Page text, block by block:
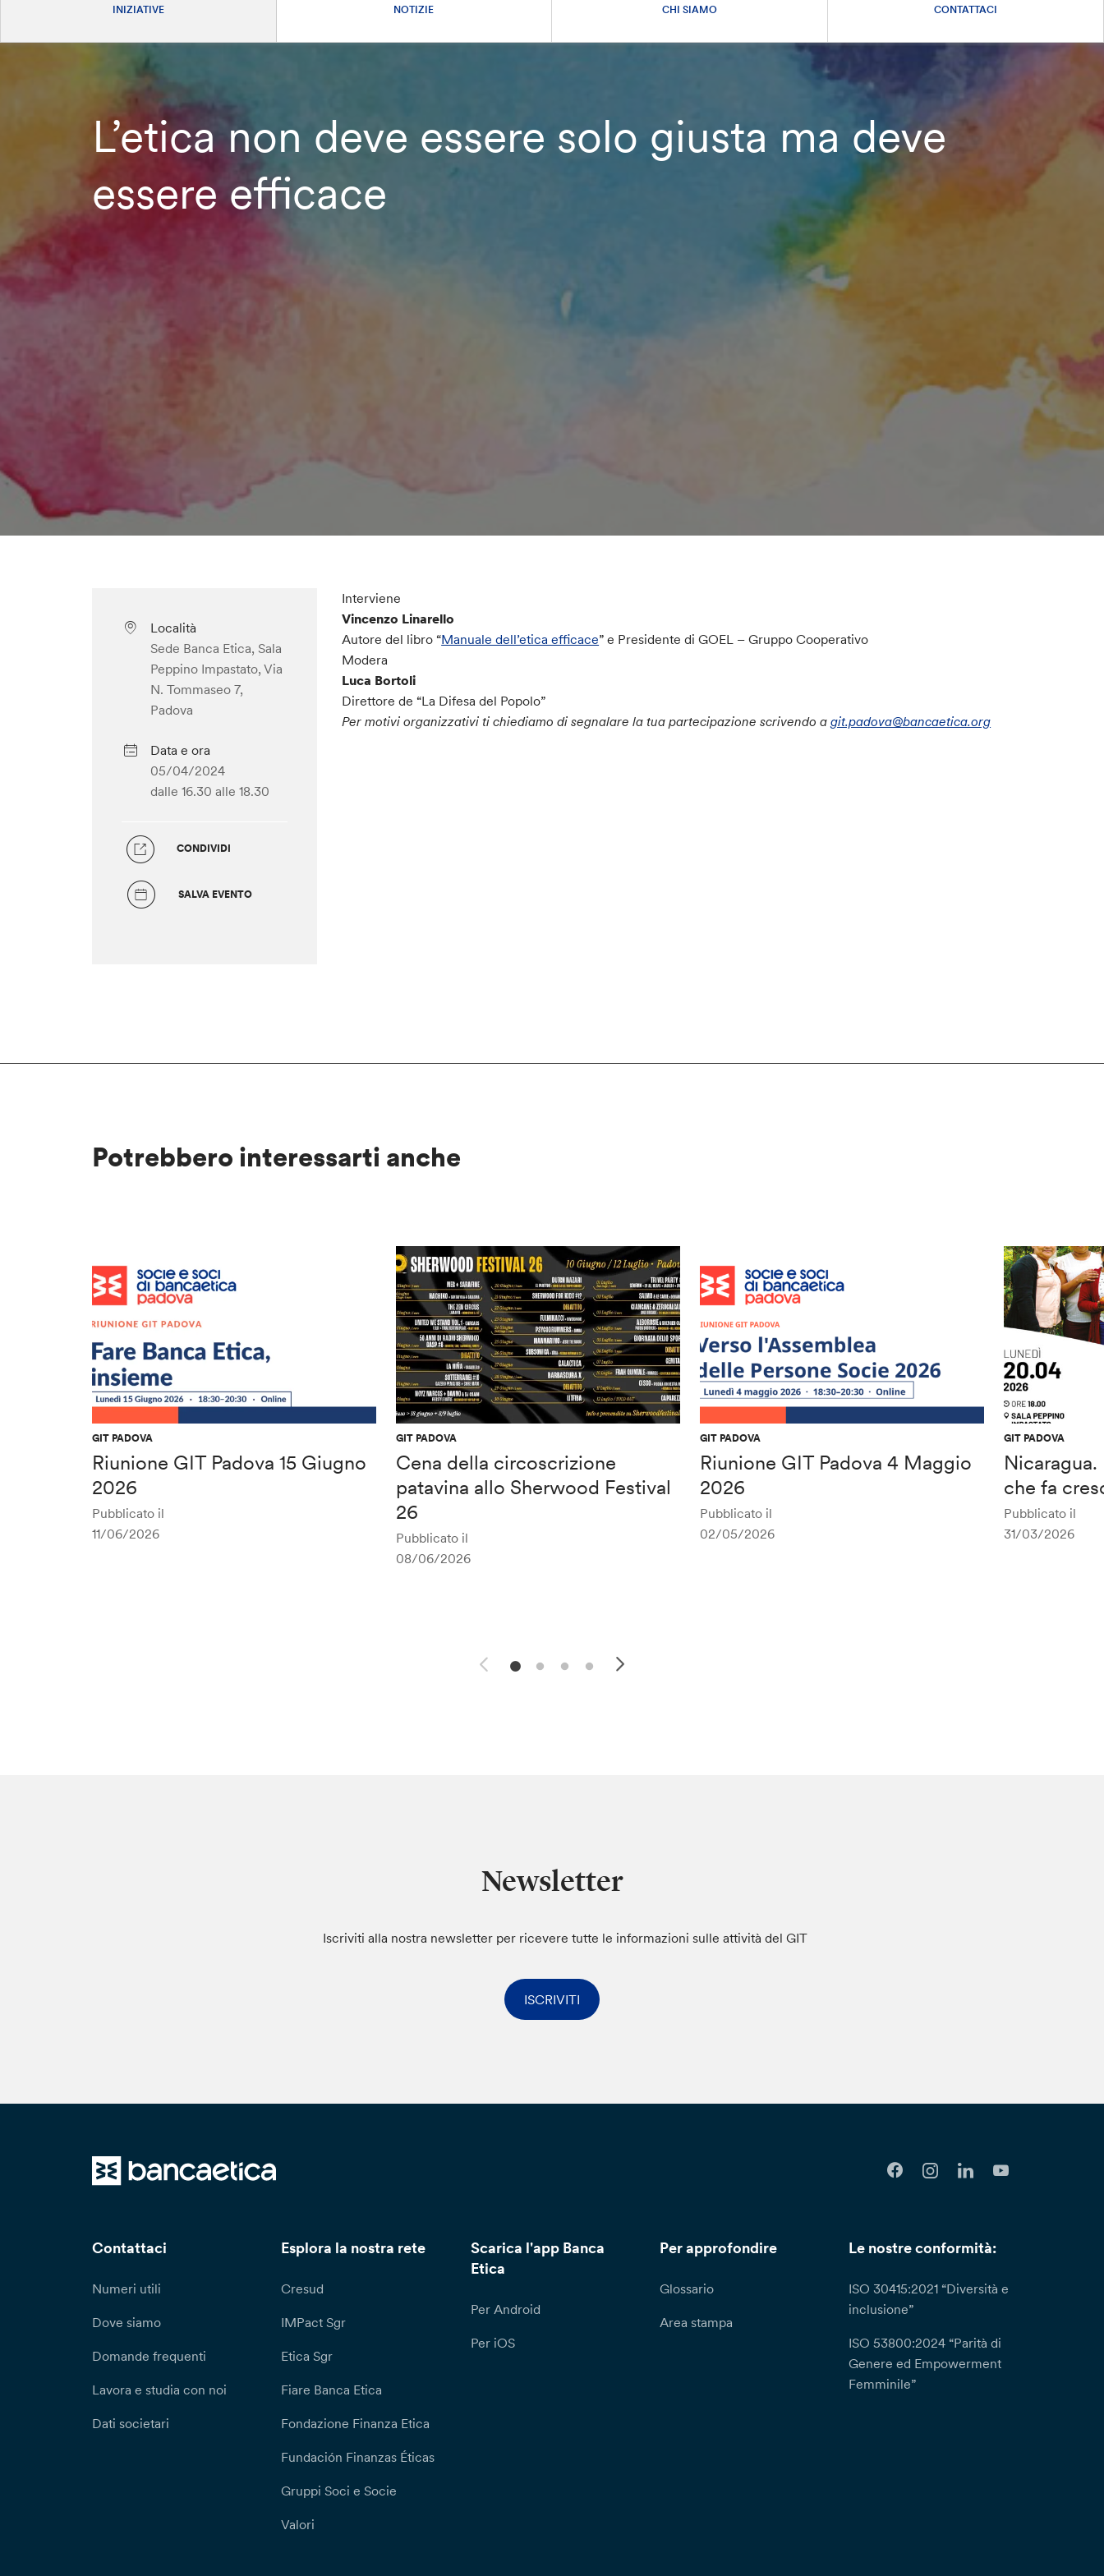
INIZIATIVE NOTIZIE CHI SIAMO CONTATTACI
L’etica non deve essere solo giusta ma deve
essere efficace
Località
Sede Banca Etica, Sala
Peppino Impastato, Via
N. Tommaseo 7,
Padova
Data e ora
05/04/2024
dalle 16.30 alle 18.30
CONDIVIDI
SALVA EVENTO
Interviene
Vincenzo Linarello
Autore del libro “Manuale dell’etica efficace” e Presidente di GOEL – Gruppo Cooperativo
Modera
Luca Bortoli
Direttore de “La Difesa del Popolo”
Per motivi organizzativi ti chiediamo di segnalare la tua partecipazione scrivendo agit.padova@bancaetica.org
Potrebbero interessarti anche
GIT PADOVA
Riunione GIT Padova 15 Giugno
2026
Pubblicato il
11/06/2026
GIT PADOVA
Cena della circoscrizione
patavina allo Sherwood Festival
26
Pubblicato il
08/06/2026
GIT PADOVA
Riunione GIT Padova 4 Maggio
2026
Pubblicato il
02/05/2026
GIT PADOVA
che fa
Pubblicato il
31/03/2026
Newsletter
Iscriviti alla nostra newsletter per ricevere tutte le informazioni sulle attività del GIT
ISCRIVITI
Contattaci
Numeri utili
Dove siamo
Domande frequenti
Lavora e studia con noi
Dati societari
Esplora la nostra rete
Cresud
IMPact Sgr
Etica Sgr
Fiare Banca Etica
Fondazione Finanza Etica
Fundación Finanzas Éticas
Gruppi Soci e Socie
Valori
Scarica l'app Banca
Etica
Per Android
Per iOS
Per approfondire
Glossario
Area stampa
Le nostre conformità:
ISO 30415:2021 “Diversità e
inclusione”
ISO 53800:2024 “Parità di
Genere ed Empowerment
Femminile”